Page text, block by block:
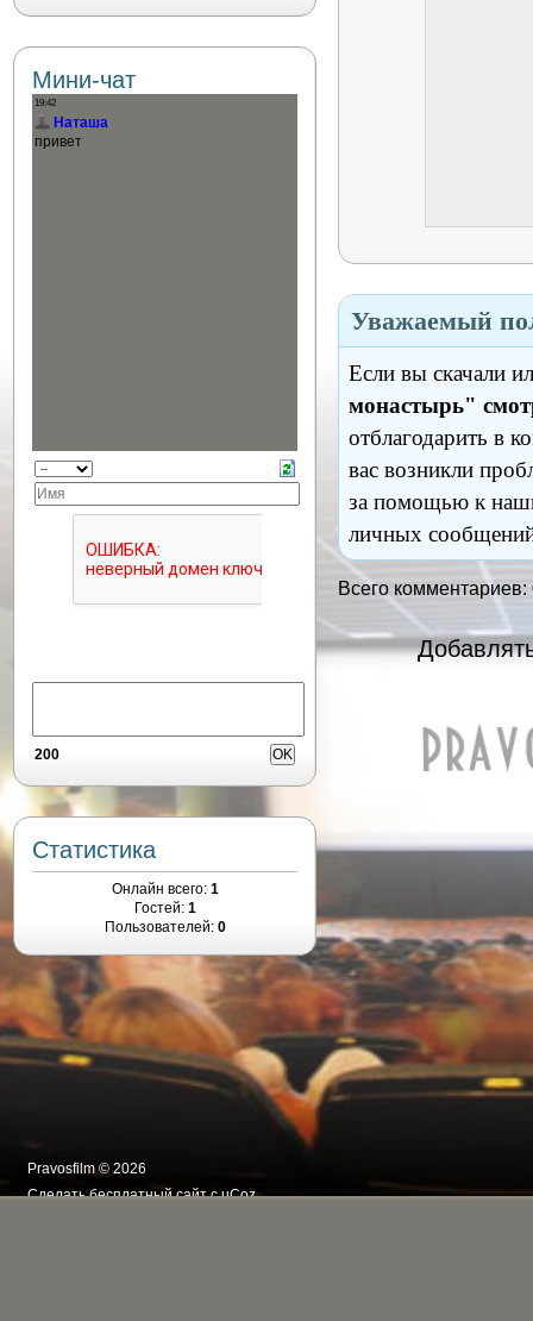
Уважаемый
Если вы скачали
монастырь"
отблагодарить в
вас возникли
за помощью к
личных
Всего комментариев:
Мини-чат
200
Статистика
Онлайн всего: 1
Гостей: 1
Пользователей: 0
Pravosfilm © 2026
Сделатьбесплатный сайтсuCoz